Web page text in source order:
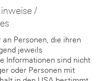
/
Personen, die ihren
jeweils
Informationen sind nicht
oder Personen mit